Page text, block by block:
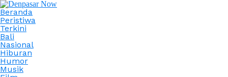
Beranda
Peristiwa
Terkini
Bali
Nasional
Hiburan
Humor
Musik